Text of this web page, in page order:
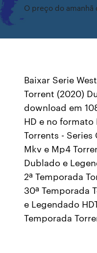
O preço do
Baixar Serie
Torrent (2020)
download em
HD e no formato
Torrents - Series
Mkv e Mp4
Dublado e
2ª Temporada
30ª Temporada
e Legendado
Temporada